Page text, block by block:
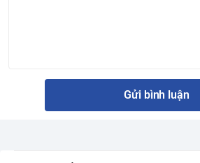
Gửi bình luận